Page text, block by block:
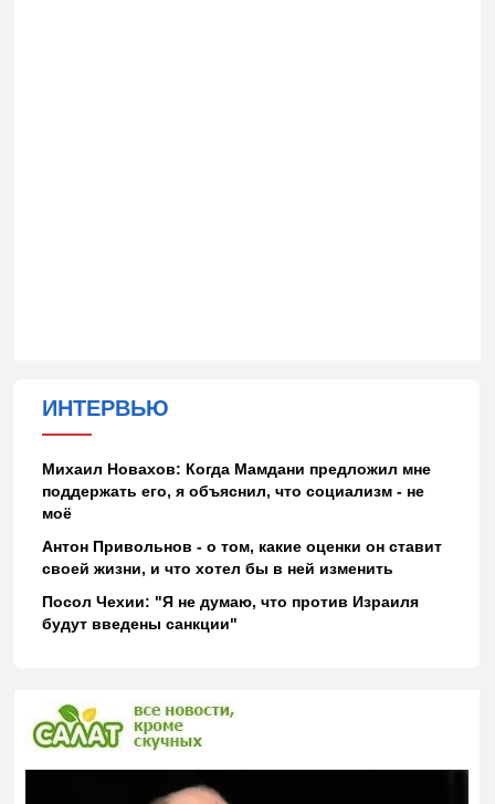
ИНТЕРВЬЮ
Михаил Новахов: Когда Мамдани предложил мне
поддержать его, я объяснил, что социализм - не
моё
Антон Привольнов - о том, какие оценки он ставит
своей жизни, и что хотел бы в ней изменить
Посол Чехии: "Я не думаю, что против Израиля
будут введены санкции"